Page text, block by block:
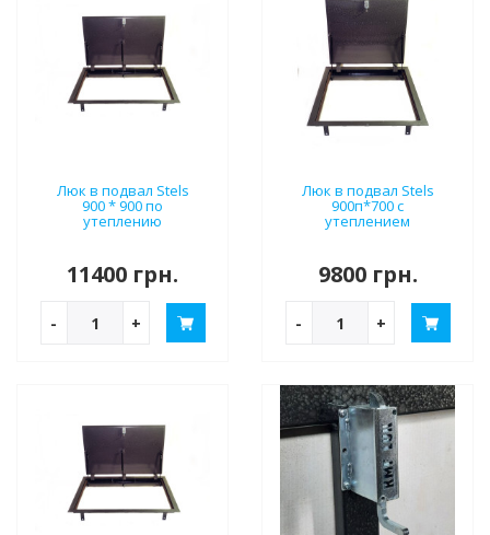
Люк в подвал Stels
900 * 900 по
утеплению
11400 грн.
- +
Люк в подвал Stels
900п*700 с
утеплением
9800 грн.
- +